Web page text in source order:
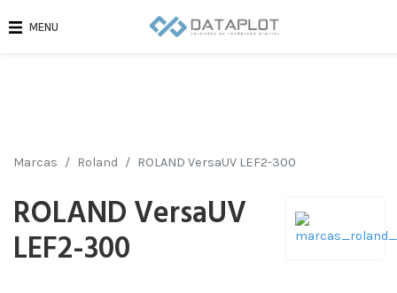
MENU
Marcas Roland ROLAND VersaUV LEF2-300
ROLAND VersaUV
LEF2-300